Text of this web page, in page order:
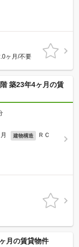
ヶ月/不要
築23年4ヶ月の賃
建物構造 ＲＣ
月の賃貸物件